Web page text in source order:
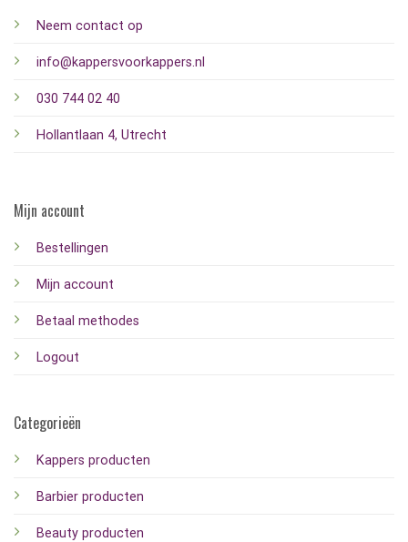
Neem contact op
info@kappersvoorkappers.nl
030 744 02 40
Hollantlaan 4, Utrecht
Mijn account
Bestellingen
Mijn account
Betaal methodes
Logout
Categorieën
Kappers producten
Barbier producten
Beauty producten